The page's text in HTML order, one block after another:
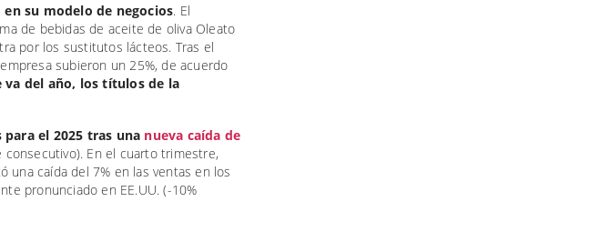
su modelo de negocios. El
de bebidas de aceite de oliva Oleato
por los sustitutos lácteos. Tras el
subieron un 25%, de acuerdo
va del año, los títulos de la
el 2025 tras una nueva caída de
En el cuarto trimestre,
una caída del 7% en las ventas en los
pronunciado en EE.UU. (-10%